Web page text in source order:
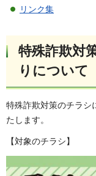
リンク集
特殊詐欺対
りについて
特殊詐欺対策のチラシ
たします。
【対象のチラシ】